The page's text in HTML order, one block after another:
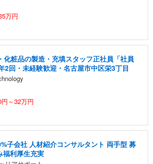
万円
化粧品の製造・充填スタッフ正社員「社員
2回・未経験歓迎・名古屋市中区栄3丁目
～32万円
子会社 人材紹介コンサルタント 両手型 募
福利厚生充実